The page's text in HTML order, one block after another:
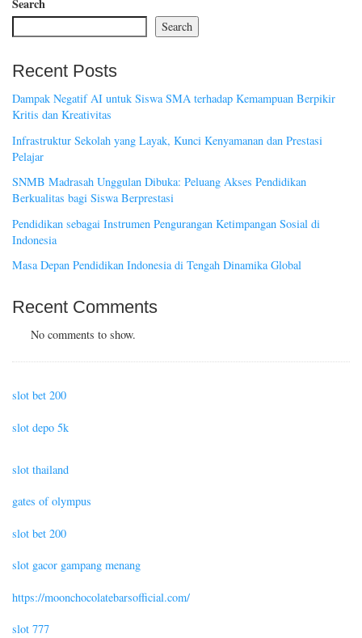
Search
Search
Recent Posts
Dampak Negatif AI untuk Siswa SMA terhadap Kemampuan Berpikir
Kritis dan Kreativitas
Infrastruktur Sekolah yang Layak, Kunci Kenyamanan dan Prestasi
Pelajar
SNMB Madrasah Unggulan Dibuka: Peluang Akses Pendidikan
Berkualitas bagi Siswa Berprestasi
Pendidikan sebagai Instrumen Pengurangan Ketimpangan Sosial di
Indonesia
Masa Depan Pendidikan Indonesia di Tengah Dinamika Global
Recent Comments
No comments to show.
slot bet 200
slot depo 5k
slot thailand
gates of olympus
slot bet 200
slot gacor gampang menang
https://moonchocolatebarsofficial.com/
slot 777